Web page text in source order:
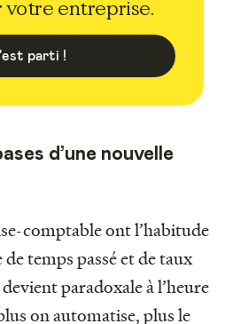
votre entreprise.
parti !
d’une nouvelle
comptable ont l’habitude
temps passé et de taux
paradoxale à l’heure
on automatise, plus le